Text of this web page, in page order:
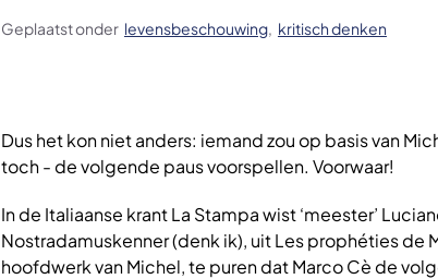
Geplaatst onder levensbeschouwing kritisch denken
Dus het kon niet anders: iemand zou op basis van
toch - de volgende paus voorspellen. Voorwaar!
In de Italiaanse krant La Stampa wist ‘meester’
Nostradamuskenner (denk ik), uit Les prophéties de
hoofdwerk van Michel, te puren dat Marco Cè de